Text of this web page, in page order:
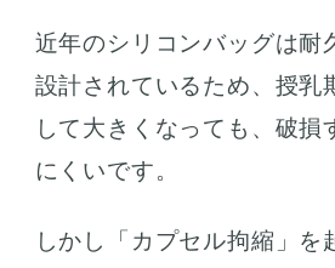
近年のシリコンバッグは耐
設計されているため、授乳
して大きくなっても、破損
にくいです。
しかし「カプセル拘縮」を